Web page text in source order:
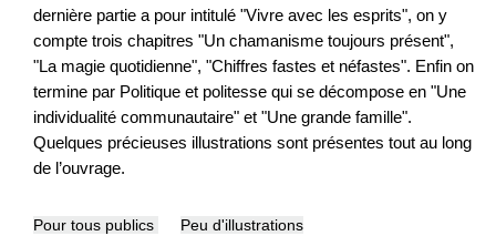
dernière partie a pour intitulé "Vivre avec les esprits", on y
compte trois chapitres "Un chamanisme toujours présent",
"La magie quotidienne", "Chiffres fastes et néfastes". Enfin on
termine par Politique et politesse qui se décompose en "Une
individualité communautaire" et "Une grande famille".
Quelques précieuses illustrations sont présentes tout au long
de l’ouvrage.
Pour tous publics Peu d'illustrations